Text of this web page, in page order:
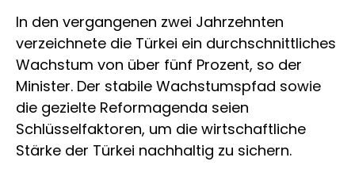
In den vergangenen zwei Jahrzehnten
verzeichnete die Türkei ein durchschnittliches
Wachstum von über fünf Prozent, so der
Minister. Der stabile Wachstumspfad sowie
die gezielte Reformagenda seien
Schlüsselfaktoren, um die wirtschaftliche
Stärke der Türkei nachhaltig zu sichern.